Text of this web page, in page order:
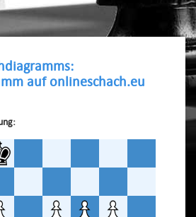
auf onlineschach.eu